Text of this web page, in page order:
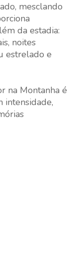
mesclando
da estadia:
noites
estrelado e
na Montanha é
intensidade,